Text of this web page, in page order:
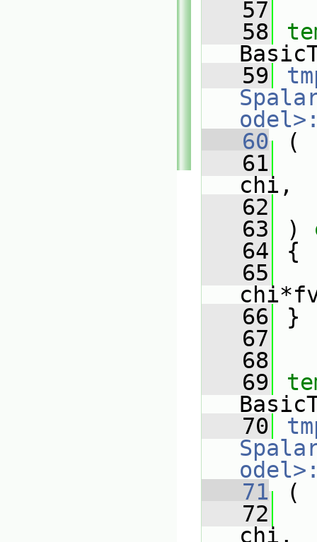
   57
   58
   59
   60
(
   61
chi,
   62
   63
)
   64
{
   65
   66
}
   67
   68
   69
   70
   71
(
   72
chi,